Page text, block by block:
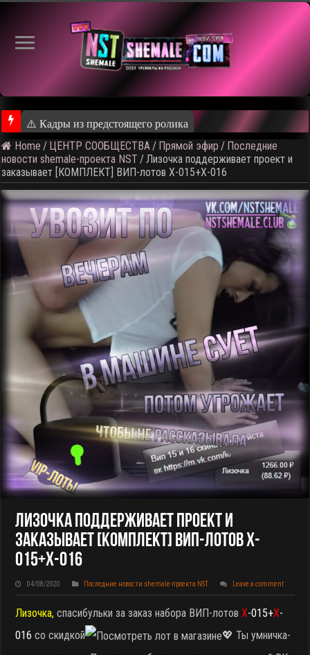
⚠️ Кадры из предстоящего ролика
Home / ЦЕНТР СООБЩЕСТВА / Прямой эфир / Последние
новости shemale-проекта NST / Лизочка поддерживает проект и
заказывает [КОМПЛЕКТ] ВИП-лотов X-015+X-016
Лизочка Поддерживает Проект И
Заказывает [КОМПЛЕКТ] ВИП-Лотов X-
015+X-016
04/08/2020 Последние новости shemale-проекта NST Leave a comment
Лизочка,спасибульки за заказ набора ВИП-лотовX-015+X-
016 со скидкой
💖 Ты умничка-